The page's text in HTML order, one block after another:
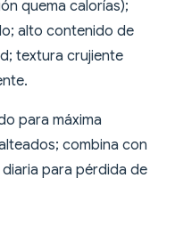
quema calorías);
alto contenido de
textura crujiente
para máxima
combina con
para pérdida de